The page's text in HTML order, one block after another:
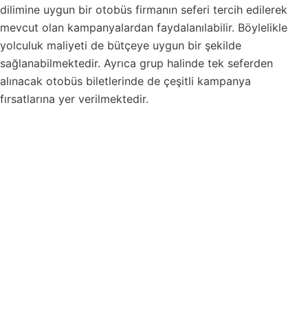
dilimine uygun bir otobüs firmanın seferi tercih edilerek
mevcut olan kampanyalardan faydalanılabilir. Böylelikle
yolculuk maliyeti de bütçeye uygun bir şekilde
sağlanabilmektedir. Ayrıca grup halinde tek seferden
alınacak otobüs biletlerinde de çeşitli kampanya
fırsatlarına yer verilmektedir.